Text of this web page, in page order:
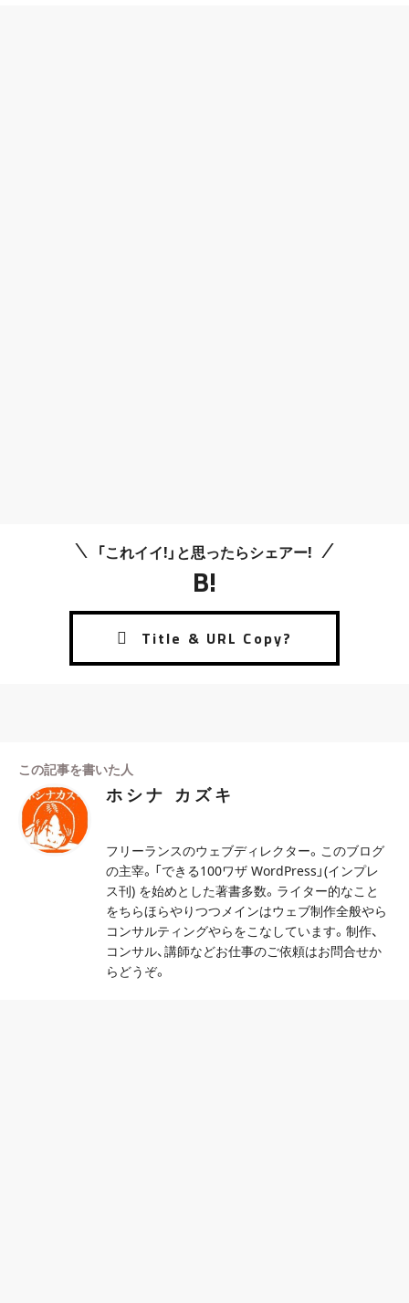
「これイイ!」と思ったらシェアー!
B!
この記事を書いた人
ホシナ カズキ
フリーランスのウェブディレクター。このブログ
の主宰。「できる100ワザ WordPress」(インプレ
ス刊) を始めとした著書多数。ライター的なこと
をちらほらやりつつメインはウェブ制作全般やら
コンサルティングやらをこなしています。制作、
コンサル、講師などお仕事のご依頼はお問合せか
らどうぞ。